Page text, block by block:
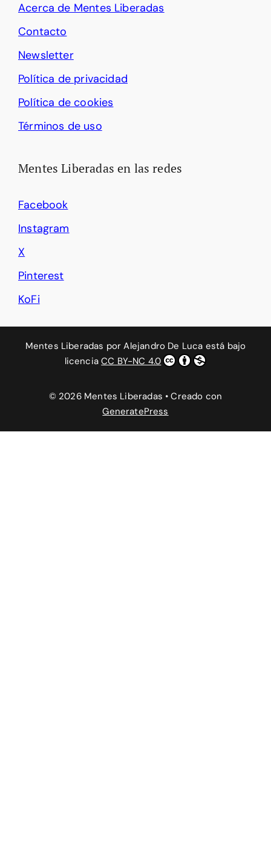
Acerca de Mentes Liberadas
Contacto
Newsletter
Política de privacidad
Política de cookies
Términos de uso
Mentes Liberadas en las redes
Facebook
Instagram
X
Pinterest
KoFi
Mentes Liberadas porAlejandro De Luca está bajo
licenciaCC BY-NC 4.0
© 2026 Mentes Liberadas • Creado con
GeneratePress